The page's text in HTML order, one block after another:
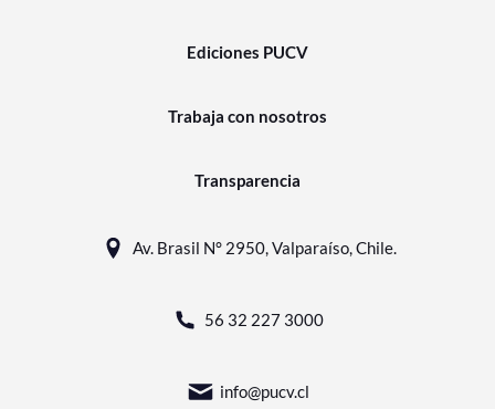
Ediciones PUCV
Trabaja con nosotros
Transparencia
Av. Brasil N° 2950, Valparaíso, Chile.
56 32 227 3000
info@pucv.cl